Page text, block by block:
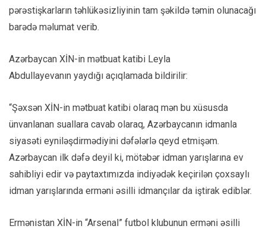
pərəstişkarların təhlükəsizliyinin tam şəkildə təmin olunacağı
barədə məlumat verib.
Azərbaycan XİN-in mətbuat katibi Leyla
Abdullayevanın yaydığı açıqlamada bildirilir:
“Şəxsən XİN-in mətbuat katibi olaraq mən bu xüsusda
ünvanlanan suallara cavab olaraq, Azərbaycanın idmanla
siyasəti eyniləşdirmədiyini dəfələrlə qeyd etmişəm.
Azərbaycan ilk dəfə deyil ki, mötəbər idman yarışlarına ev
sahibliyi edir və paytaxtımızda indiyədək keçirilən çoxsaylı
idman yarışlarında erməni əsilli idmançılar da iştirak ediblər.
Ermənistan XİN-in “Arsenal” futbol klubunun erməni əsilli